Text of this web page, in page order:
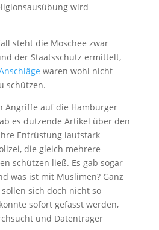
wird
steht die Moschee zwar
der Staatsschutz ermittelt,
waren wohl nicht
schützen.
Angriffe auf die Hamburger
es dutzende Artikel über den
Entrüstung lautstark
die gleich mehrere
schützen ließ. Es gab sogar
was ist mit Muslimen? Ganz
sich doch nicht so
sofort gefasst werden,
und Datenträger